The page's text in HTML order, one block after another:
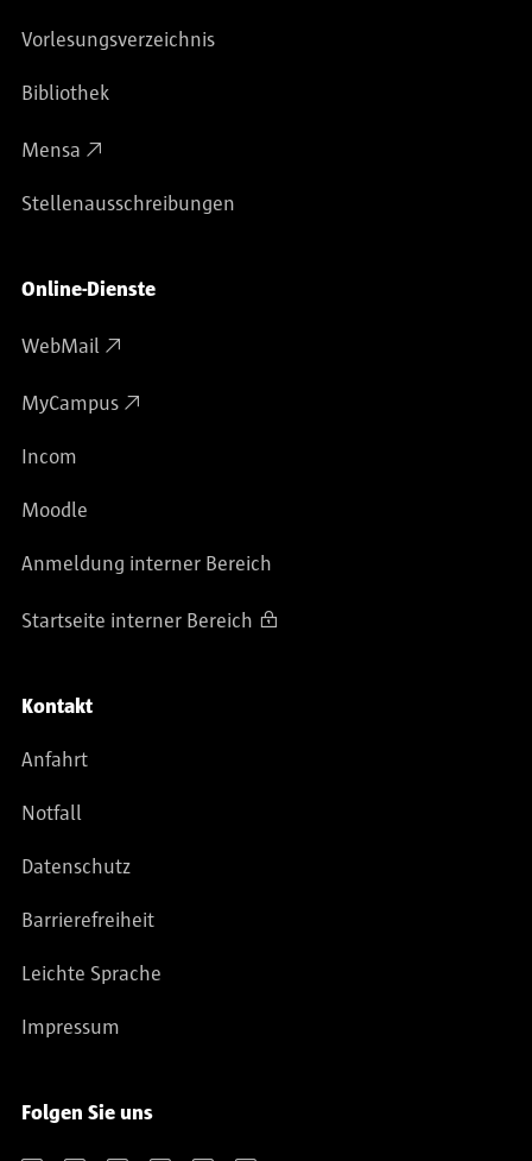
Vorlesungsverzeichnis
Bibliothek
Mensa
Stellenausschreibungen
Online-Dienste
WebMail
MyCampus
Incom
Moodle
Anmeldung interner Bereich
Startseite interner Bereich
Kontakt
Anfahrt
Notfall
Datenschutz
Barrierefreiheit
Leichte Sprache
Impressum
Folgen Sie uns